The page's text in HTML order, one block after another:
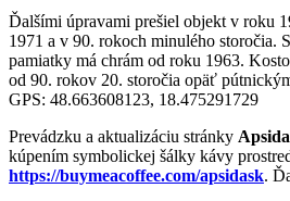
Ďalšími úpravami prešiel objekt v roku
1971 a v 90. rokoch minulého storočia.
pamiatky má chrám od roku 1963.
od 90. rokov 20. storočia opäť
GPS: 48.663608123, 18.475291729
Prevádzku a aktualizáciu stránky
kúpením symbolickej šálky kávy
https://buymeacoffee.com/apsidask.